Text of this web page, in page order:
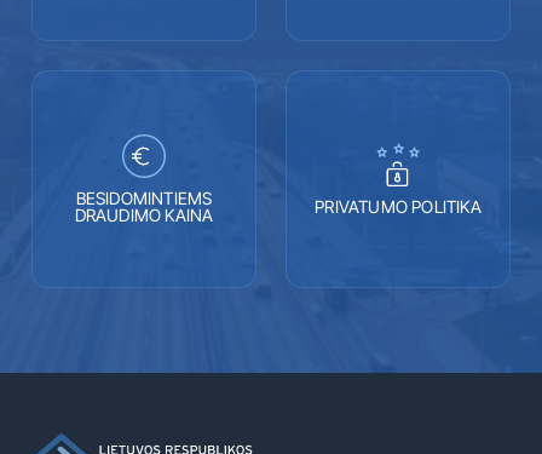
BESIDOMINTIEMS
DRAUDIMO KAINA
PRIVATUMO POLITIKA